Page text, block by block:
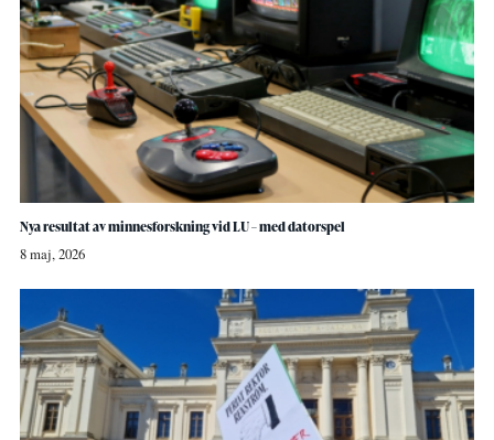
Nya resultat av minnesforskning vid LU – med datorspel
8 maj, 2026